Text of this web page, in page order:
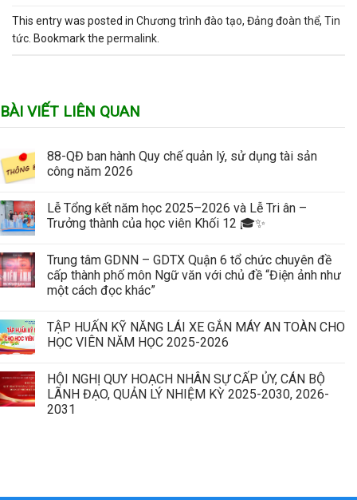
This entry was posted in Chương trình đào tạo, Đảng đoàn thể, Tin
tức. Bookmark the permalink.
BÀI VIẾT LIÊN QUAN
88-QĐ ban hành Quy chế quản lý, sử dụng tài sản
công năm 2026
Lễ Tổng kết năm học 2025–2026 và Lễ Tri ân –
Trưởng thành của học viên Khối 12 🎓✨
Trung tâm GDNN – GDTX Quận 6 tổ chức chuyên đề
cấp thành phố môn Ngữ văn với chủ đề “Điện ảnh như
một cách đọc khác”
TẬP HUẤN KỸ NĂNG LÁI XE GẮN MÁY AN TOÀN CHO
HỌC VIÊN NĂM HỌC 2025-2026
HỘI NGHỊ QUY HOẠCH NHÂN SỰ CẤP ỦY, CÁN BỘ
LÃNH ĐẠO, QUẢN LÝ NHIỆM KỲ 2025-2030, 2026-
2031